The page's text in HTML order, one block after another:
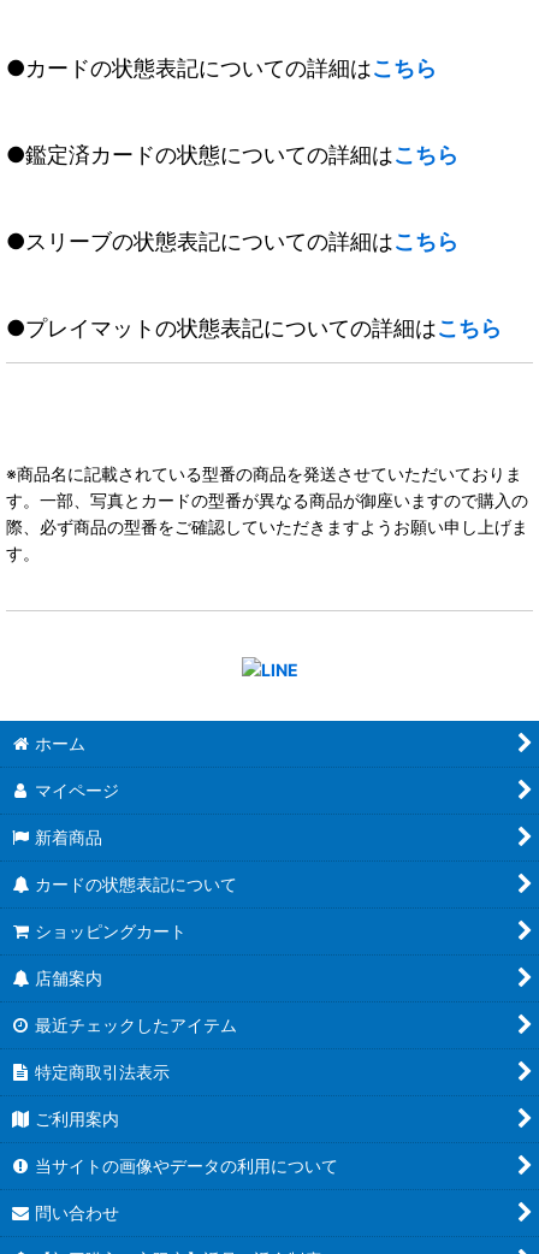
●カードの状態表記についての詳細はこちら
●鑑定済カードの状態についての詳細はこちら
●スリーブの状態表記についての詳細はこちら
●プレイマットの状態表記についての詳細はこちら
※商品名に記載されている型番の商品を発送させていただいておりま
す。一部、写真とカードの型番が異なる商品が御座いますので購入の
際、必ず商品の型番をご確認していただきますようお願い申し上げま
す。
ホーム
マイページ
新着商品
カードの状態表記について
ショッピングカート
店舗案内
最近チェックしたアイテム
特定商取引法表示
ご利用案内
当サイトの画像やデータの利用について
問い合わせ